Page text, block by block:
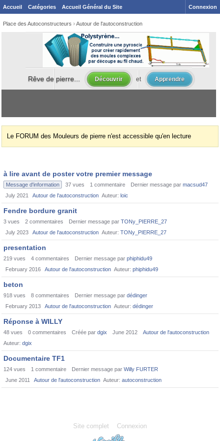
Accueil Catégories Accueil Général du Site Connexion
Place des Autoconstructeurs › Autour de l'autoconstruction
Le FORUM des Mouleurs de pierre n'est accessible qu'en lecture
à lire avant de poster votre premier message
Message d'information 37 vues 1 commentaire Dernier message par macsud47
July 2021
Autour de l'autoconstruction Auteur: loic
Fendre bordure granit
3 vues 2 commentaires Dernier message par TONy_PIERRE_27
July 2023
Autour de l'autoconstruction Auteur: TONy_PIERRE_27
presentation
219 vues 4 commentaires Dernier message par phiphidu49
February 2016
Autour de l'autoconstruction Auteur: phiphidu49
beton
918 vues 8 commentaires Dernier message par dédinger
February 2013
Autour de l'autoconstruction Auteur: dédinger
Réponse à WILLY
48 vues 0 commentaires Créée par dgix June 2012
Autour de l'autoconstruction
Auteur: dgix
Documentaire TF1
124 vues 1 commentaire Dernier message par Willy FURTER
June 2011
Autour de l'autoconstruction Auteur: autoconstruction
Site complet Connexion